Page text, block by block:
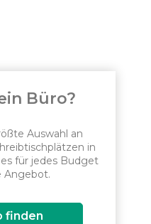
Büro?
Auswahl an
in
für jedes Budget
Angebot.
finden